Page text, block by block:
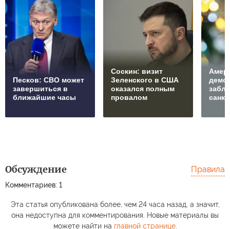
Песков: СВО может
завершиться в
ближайшие часы
Соскин: визит
Зеленского в США
оказался полным
провалом
Обсуждение
Комментариев: 1
Правила
Эта статья опубликована более, чем 24 часа назад, а значит,
она недоступна для комментирования. Новые материалы вы
можете найти на главной странице.